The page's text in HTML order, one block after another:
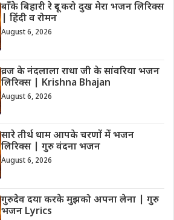
बाँके बिहारी रे दूर करो दुख मेरा भजन लिरिक्स
| हिंदी व रोमन
August 6, 2026
व्रज के नंदलाला राधा जी के सांवरिया भजन
लिरिक्स | Krishna Bhajan
August 6, 2026
सारे तीर्थ धाम आपके चरणों में भजन
लिरिक्स | गुरु वंदना भजन
August 6, 2026
गुरुदेव दया करके मुझको अपना लेना | गुरु
भजन Lyrics